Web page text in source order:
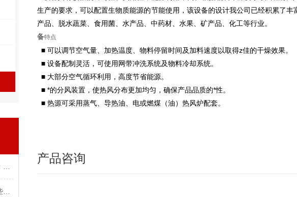
生产的要求，可以配置生物质能源的节能使用，该设备的设计我公司已经积累了
产品、脱水蔬菜、食用菌、水产品、中药材、水果、矿产品、化工等行业。
备特点
■ 可以调节空气量、加热温度、物料停留时间及加料速度以取得z佳的干燥效果。
■ 设备配制灵活，可使用网带冲洗系统及物料冷却系统。
■ 大部分空气循环利用，高度节省能源。
■ *的分风装置，使热风分布更加均匀，确保产品品质的*性。
■ 热源可采用蒸气、导热油、电或燃煤（油）热风炉配套。
产品咨询